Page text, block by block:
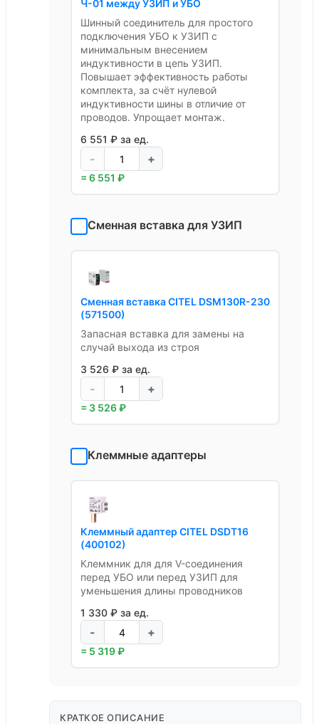
Ч-01 между УЗИП и УБО
Шинный соединитель для простого
подключения УБО к УЗИП с
минимальным внесением
индуктивности в цепь УЗИП.
Повышает эффективность работы
комплекта, за счёт нулевой
индуктивности шины в отличие от
проводов. Упрощает монтаж.
6 551 ₽ за ед.
- +
= 6 551 ₽
Сменная вставка для УЗИП
Сменная вставка CITEL DSM130R-230
(571500)
Запасная вставка для замены на
случай выхода из строя
3 526 ₽ за ед.
- +
= 3 526 ₽
Клеммные адаптеры
Клеммный адаптер CITEL DSDT16
(400102)
Клеммник для для V-соединения
перед УБО или перед УЗИП для
уменьшения длины проводников
1 330 ₽ за ед.
- +
= 5 319 ₽
КРАТКОЕ ОПИСАНИЕ